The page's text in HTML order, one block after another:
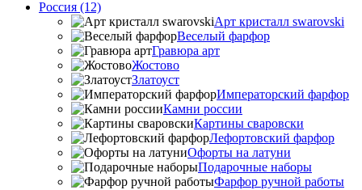
Россия (12)
Арт кристалл swarovski
Веселый фарфор
Гравюра арт
Жостово
Златоуст
Императорский фарфор
Камни россии
Картины сваровски
Лефортовский фарфор
Офорты на латуни
Подарочные наборы
Фарфор ручной работы